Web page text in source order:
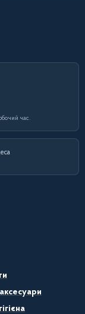
час.
аксесуари